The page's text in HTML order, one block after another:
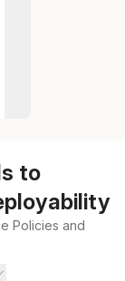
to
Policies and